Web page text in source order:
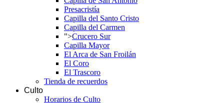
Presacristía
Capilla del Santo Cristo
Capilla del Carmen
">Crucero Sur
Capilla Mayor
El Arca de San Froilán
El Coro
El Trascoro
Tienda de recuerdos
Culto
Horarios de Culto